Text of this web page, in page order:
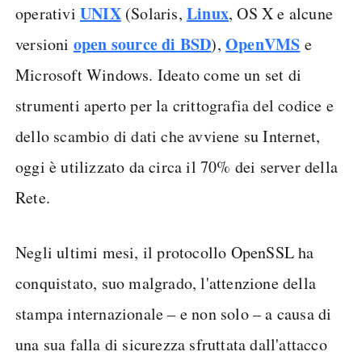
operativi UNIX(Solaris,Linux, OS X e alcune
versioni open source di BSD),OpenVMS e
Microsoft Windows. Ideato come un set di
strumenti aperto per la crittografia del codice e
dello scambio di dati che avviene su Internet,
oggi è utilizzato da circa il 70% dei server della
Rete.
Negli ultimi mesi, il protocollo OpenSSL ha
conquistato, suo malgrado, l'attenzione della
stampa internazionale – e non solo – a causa di
una sua falla di sicurezza sfruttata dall'attacco